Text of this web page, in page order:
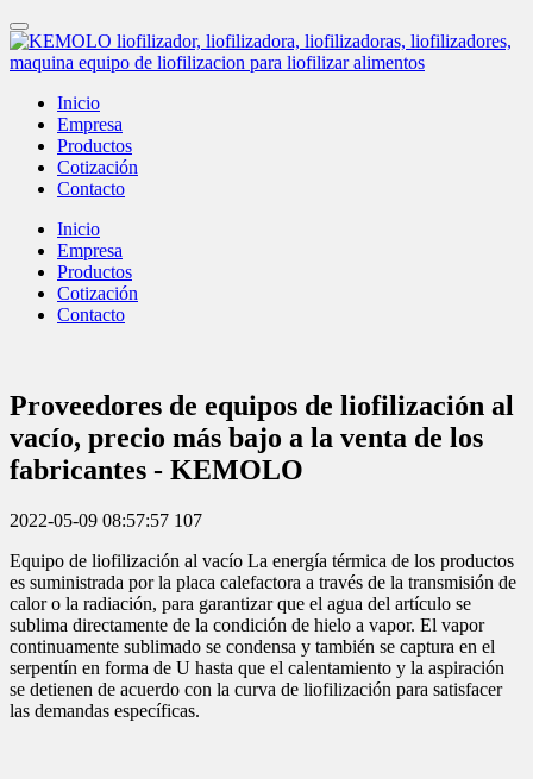
Inicio
Empresa
Productos
Cotización
Contacto
Inicio
Empresa
Productos
Cotización
Contacto
Proveedores de equipos de liofilización al
vacío, precio más bajo a la venta de los
fabricantes - KEMOLO
2022-05-09 08:57:57 107
Equipo de liofilización al vacío La energía térmica de los productos
es suministrada por la placa calefactora a través de la transmisión de
calor o la radiación, para garantizar que el agua del artículo se
sublima directamente de la condición de hielo a vapor. El vapor
continuamente sublimado se condensa y también se captura en el
serpentín en forma de U hasta que el calentamiento y la aspiración
se detienen de acuerdo con la curva de liofilización para satisfacer
las demandas específicas.